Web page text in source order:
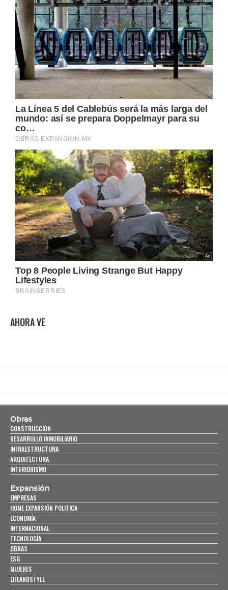
AHORA VE
Obras
CONSTRUCCIÓN
DESARROLLO INMOBILIARIO
INFRAESTRUCTURA
ARQUITECTURA
INTERIORISMO
Expansión
EMPRESAS
HOME EXPANSIÓN POLITICA
ECONOMÍA
INTERNACIONAL
TECNOLOGÍA
OBRAS
ESG
MUJERES
LIFEANDSTYLE